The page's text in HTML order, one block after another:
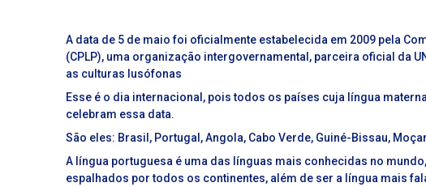
A data de 5 de maio foi oficialmente estabelecida em 2009 pela
(CPLP), uma organização intergovernamental, parceira oficial da
as culturas lusófonas
Esse é o dia internacional, pois todos os países cuja língua
celebram essa data.
São eles: Brasil, Portugal, Angola, Cabo Verde, Guiné-Bissau,
A língua portuguesa é uma das línguas mais conhecidas no
espalhados por todos os continentes, além de ser a língua mais